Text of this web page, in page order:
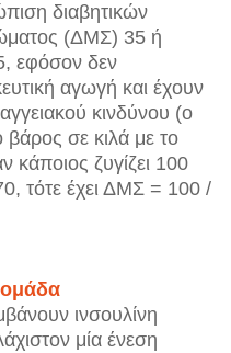
διαβητικών
(ΔΜΣ) 35 ή
εφόσον δεν
αγωγή και έχουν
κινδύνου (ο
βάρος σε κιλά με το
ζυγίζει 100
τότε έχει ΔΜΣ = 100 /
ινσουλίνη
μία ένεση